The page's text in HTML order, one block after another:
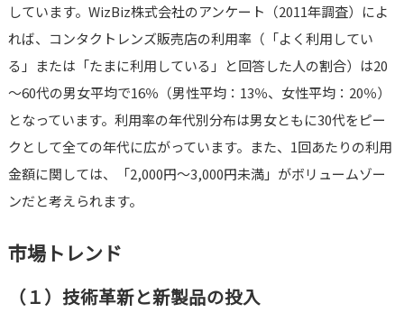
しています。WizBiz株式会社のアンケート（2011年調査）によ
れば、コンタクトレンズ販売店の利用率（「よく利用してい
る」または「たまに利用している」と回答した人の割合）は20
～60代の男女平均で16％（男性平均：13％、女性平均：20％）
となっています。利用率の年代別分布は男女ともに30代をピー
クとして全ての年代に広がっています。また、1回あたりの利用
金額に関しては、「2,000円～3,000円未満」がボリュームゾー
ンだと考えられます。
市場トレンド
（１）技術革新と新製品の投入